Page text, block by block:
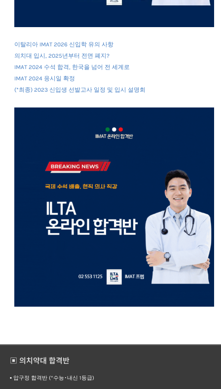
이탈리아 IMAT 2026 신입학 유의 사항
의치대 입시, 2025년부터 전면 폐지?
IMAT 2024 수석 합격, 한국을 넘어 전 세계로
IMAT 2024 응시일 확정
(*최종) 2023 신입생 선발고사 일정 및 입시 설명회
▣ 의치약대 합격반
▪︎ 압구정 합격반 (*수능･내신 1등급)